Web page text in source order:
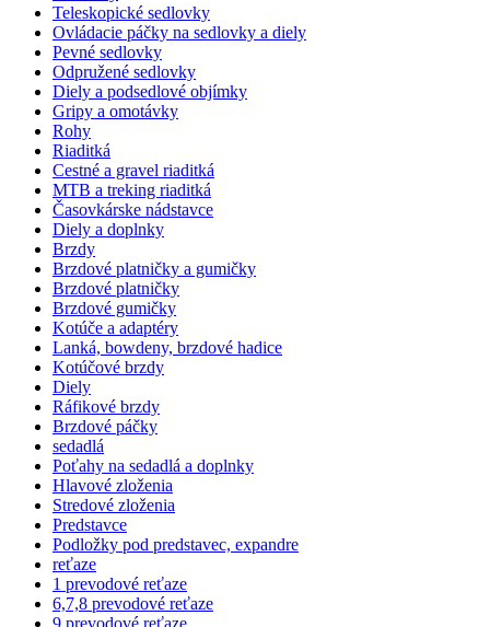
Teleskopické sedlovky
Ovládacie páčky na sedlovky a diely
Pevné sedlovky
Odpružené sedlovky
Diely a podsedlové objímky
Gripy a omotávky
Rohy
Riaditká
Cestné a gravel riaditká
MTB a treking riaditká
Časovkárske nádstavce
Diely a doplnky
Brzdy
Brzdové platničky a gumičky
Brzdové platničky
Brzdové gumičky
Kotúče a adaptéry
Lanká, bowdeny, brzdové hadice
Kotúčové brzdy
Diely
Ráfikové brzdy
Brzdové páčky
sedadlá
Poťahy na sedadlá a doplnky
Hlavové zloženia
Stredové zloženia
Predstavce
Podložky pod predstavec, expandre
reťaze
1 prevodové reťaze
6,7,8 prevodové reťaze
9 prevodové reťaze